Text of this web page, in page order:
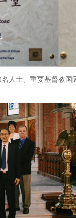
人士、重要基督教